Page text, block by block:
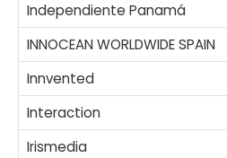
Independiente Panamá
INNOCEAN WORLDWIDE SPAIN
Innvented
Interaction
Irismedia